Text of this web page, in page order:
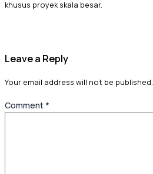
khusus proyek skala besar.
Leave a Reply
Your email address will not be published.
Comment *